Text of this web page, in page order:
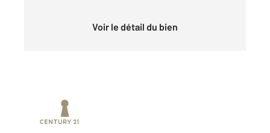
Voir le détail du bien